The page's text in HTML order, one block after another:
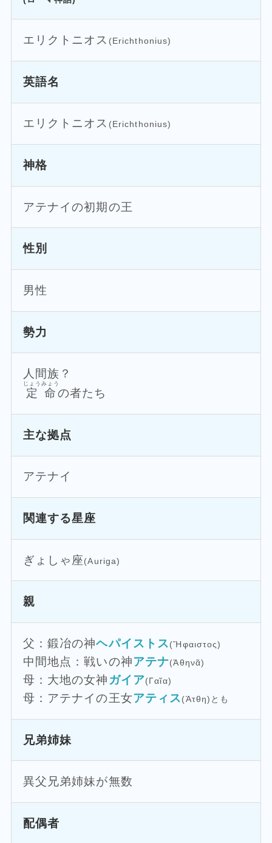
エリクトニオス (Erichthonius)
英語名
エリクトニオス (Erichthonius)
神格
アテナイの初期の王
性別
男性
勢力
人間族？
定命
じょうみょう
の者たち
主な拠点
アテナイ
関連する星座
ぎょしゃ座(Auriga)
親
父：鍛冶の神ヘパイストス(Ἥφαιστος)
中間地点：戦いの神アテナ(Ἀθηνᾶ)
母：大地の女神 ガイア(Γαῖα)
母：アテナイの王女アティス(Άτθη)とも
兄弟姉妹
異父兄弟姉妹が無数
配偶者